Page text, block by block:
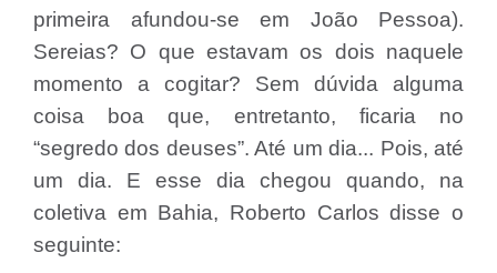
primeira afundou-se em João Pessoa).
Sereias? O que estavam os dois naquele
momento a cogitar? Sem dúvida alguma
coisa boa que, entretanto, ficaria no
“segredo dos deuses”. Até um dia... Pois, até
um dia. E esse dia chegou quando, na
coletiva em Bahia, Roberto Carlos disse o
seguinte: